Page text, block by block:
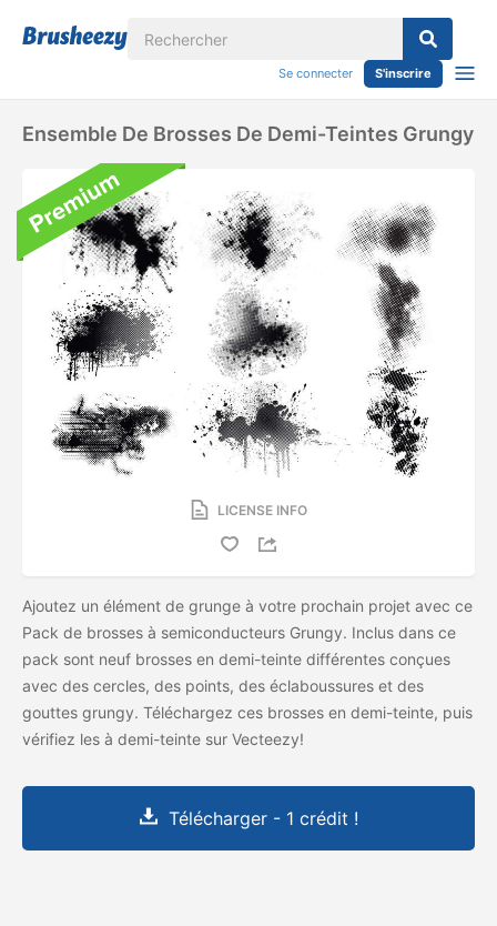
Se connecter S'inscrire
Ensemble De Brosses De Demi-Teintes Grungy
LICENSE INFO
Ajoutez un élément de grunge à votre prochain projet avec ce
Pack de brosses à semiconducteurs Grungy. Inclus dans ce
pack sont neuf brosses en demi-teinte différentes conçues
avec des cercles, des points, des éclaboussures et des
gouttes grungy. Téléchargez ces brosses en demi-teinte, puis
vérifiez les à demi-teinte sur Vecteezy!
Télécharger - 1 crédit !